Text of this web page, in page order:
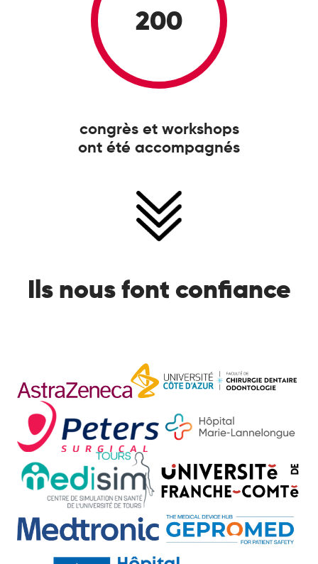
200
congrès et workshops
ont été accompagnés
Ils nous font confiance